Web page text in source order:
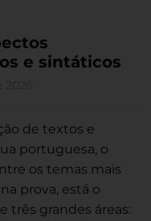
e sintáticos
de textos e
portuguesa, o
os temas mais
prova, está o
três grandes áreas: